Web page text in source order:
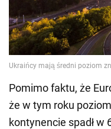
Pomimo faktu, że
że w tym roku
kontynencie spadł w